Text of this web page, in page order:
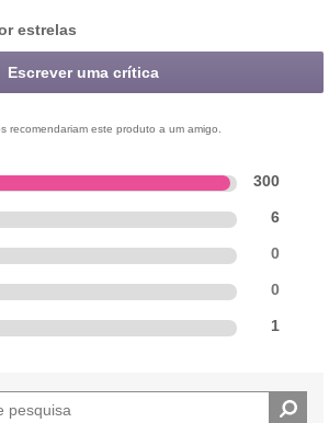
estrelas
Escrever uma crítica
recomendariam este produto a um amigo.
300
6
0
0
1